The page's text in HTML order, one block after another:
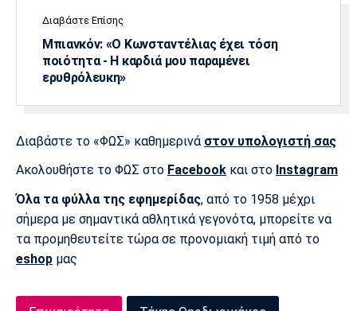
Διαβάστε Επίσης
Μπιανκόν: «Ο Κωνσταντέλιας έχει τόση
ποιότητα - Η καρδιά μου παραμένει
ερυθρόλευκη»
Διαβάστε το «ΦΩΣ» καθημερινά στον υπολογιστή σας
Ακολουθήστε το ΦΩΣ στο Facebook και στο Instagram
Όλα τα φύλλα της εφημερίδας, από το 1958 μέχρι
σήμερα με σημαντικά αθλητικά γεγονότα, μπορείτε να
τα προμηθευτείτε τώρα σε προνομιακή τιμή από το
eshop μας